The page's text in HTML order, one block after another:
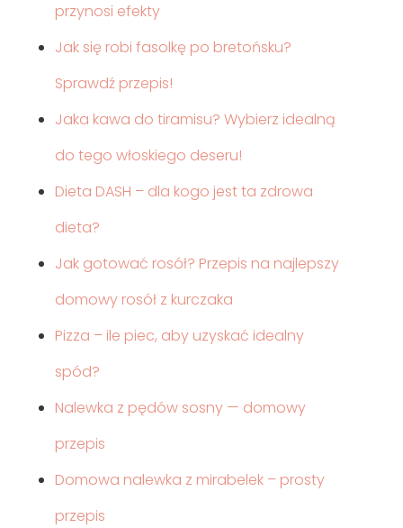
przynosi efekty
Jak się robi fasolkę po bretońsku?
Sprawdź przepis!
Jaka kawa do tiramisu? Wybierz idealną
do tego włoskiego deseru!
Dieta DASH – dla kogo jest ta zdrowa
dieta?
Jak gotować rosół? Przepis na najlepszy
domowy rosół z kurczaka
Pizza – ile piec, aby uzyskać idealny
spód?
Nalewka z pędów sosny — domowy
przepis
Domowa nalewka z mirabelek – prosty
przepis